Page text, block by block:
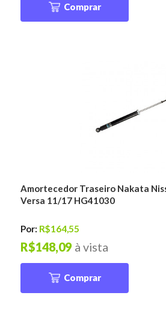
Comprar
Amortecedor Traseiro Nakata
Versa 11/17 HG41030
Por: R$164,55
à vista
R$148,09
Comprar